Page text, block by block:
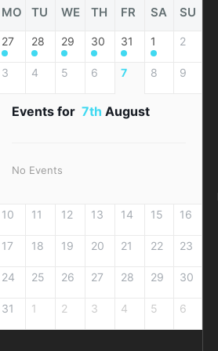
MO TU WE TH FR SA SU
27 28 29 30 31 1 2
3 4 5 6 7 8 9
Events for 7th August
No Events
10 11 12 13 14 15 16
17 18 19 20 21 22 23
24 25 26 27 28 29 30
31 1 2 3 4 5 6